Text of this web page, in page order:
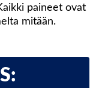
paineet ovat
mitään.